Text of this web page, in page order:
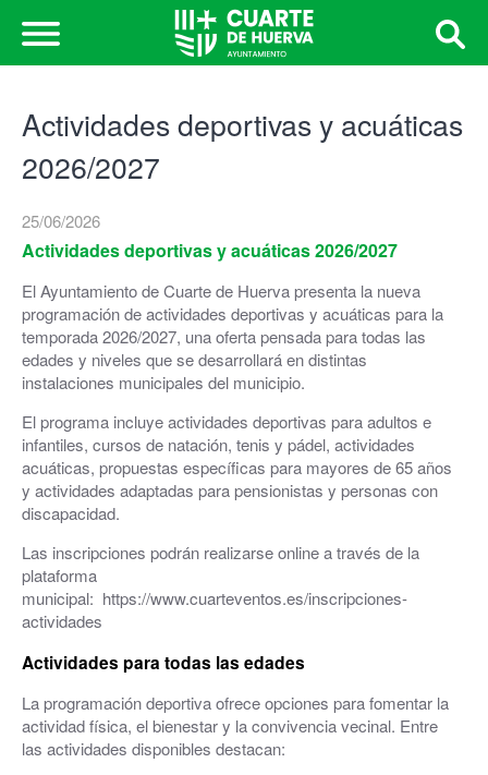
Actividades deportivas y acuáticas
2026/2027
25/06/2026
Actividades deportivas y acuáticas 2026/2027
El Ayuntamiento de Cuarte de Huerva presenta la nueva
programación de actividades deportivas y acuáticas para la
temporada 2026/2027, una oferta pensada para todas las
edades y niveles que se desarrollará en distintas
instalaciones municipales del municipio.
El programa incluye actividades deportivas para adultos e
infantiles, cursos de natación, tenis y pádel, actividades
acuáticas, propuestas específicas para mayores de 65 años
y actividades adaptadas para pensionistas y personas con
discapacidad.
Las inscripciones podrán realizarse online a través de la
plataforma
municipal: https://www.cuarteventos.es/inscripciones-
actividades
Actividades para todas las edades
La programación deportiva ofrece opciones para fomentar la
actividad física, el bienestar y la convivencia vecinal. Entre
las actividades disponibles destacan: